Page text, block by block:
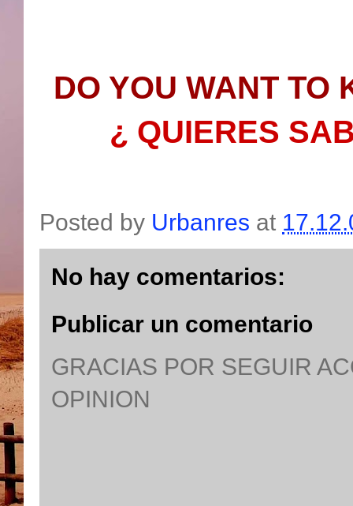
DO YOU WANT TO
¿ QUIERES
Posted by Urbanres at
No hay comentarios:
Publicar un comentario
GRACIAS POR SEGUIR
OPINION